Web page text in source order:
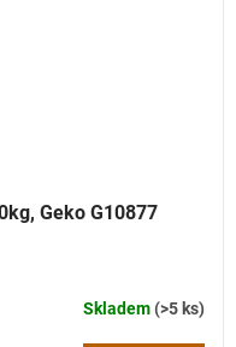
Geko G10877
Skladem(>5 ks)